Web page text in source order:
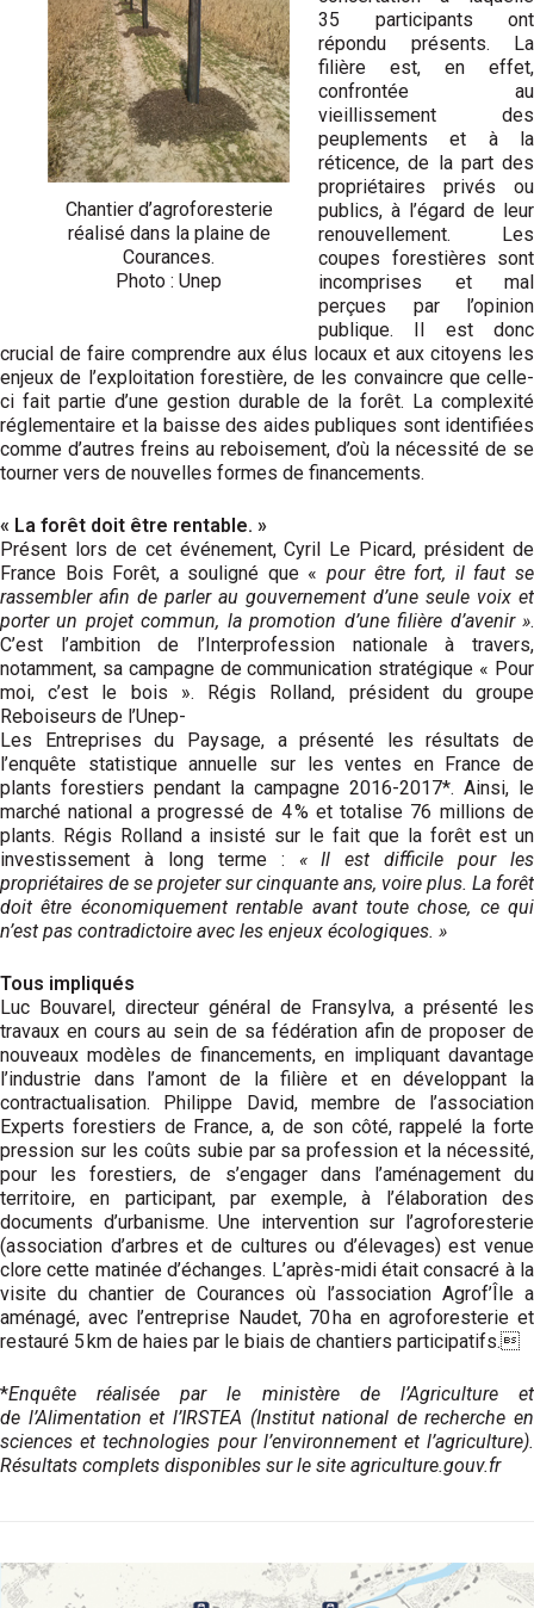
Chantier d’agroforesterie
réalisé dans la plaine de
Courances.
Photo : Unep
35 participants ont
répondu présents. La
filière est, en effet,
confrontée au
vieillissement des
peuplements et à la
réticence, de la part des
propriétaires privés ou
publics, à l’égard de leur
renouvellement. Les
coupes forestières sont
incomprises et mal
perçues par l’opinion
publique. Il est donc
crucial de faire comprendre aux élus locaux et aux citoyens les
enjeux de l’exploitation forestière, de les convaincre que celle-
ci fait partie d’une gestion durable de la forêt. La complexité
réglementaire et la baisse des aides publiques sont identifiées
comme d’autres freins au reboisement, d’où la nécessité de se
tourner vers de nouvelles formes de financements.
« La forêt doit être rentable. »
Présent lors de cet événement, Cyril Le Picard, président de
France Bois Forêt, a souligné que « pour être fort, il faut se
rassembler afin de parler au gouvernement d’une seule voix et
porter un projet commun, la promotion d’une filière d’avenir ».
C’est l’ambition de l’Interprofession nationale à travers,
notamment, sa campagne de commu­nication stratégique « Pour
moi, c’est le bois ». Régis Rolland, président du groupe
Reboiseurs de l’Unep-
Les Entreprises du Paysage, a présenté les résultats de
l’enquête statistique annuelle sur les ventes en France de
plants forestiers pendant la campagne 2016-2017*. Ainsi, le
marché national a progressé de 4 % et totalise 76 millions de
plants. Régis Rolland a insisté sur le fait que la forêt est un
investissement à long terme : « Il est difficile pour les
propriétaires de se projeter sur cinquante ans, voire plus. La forêt
doit être économiquement rentable avant toute chose, ce qui
n’est pas contradictoire avec les enjeux écologiques. »
Tous impliqués
Luc Bouvarel, directeur général de Fransylva, a présenté les
travaux en cours au sein de sa fédération afin de proposer de
nouveaux modèles de financements, en impliquant davantage
l’industrie dans l’amont de la filière et en développant la
contractualisation. Philippe David, membre de l’association
Experts forestiers de France, a, de son côté, rappelé la forte
pression sur les coûts subie par sa profession et la nécessité,
pour les forestiers, de s’engager dans l’aménagement du
territoire, en participant, par exemple, à l’élaboration des
documents d’urbanisme. Une intervention sur l’agroforesterie
(association d’arbres et de cultures ou d’élevages) est venue
clore cette matinée d’échanges. L’après-midi était consacré à la
visite du chantier de Courances où l’association Agrof’Île a
aménagé, avec l’entre­prise Naudet, 70 ha en agroforesterie et
restauré 5 km de haies par le biais de chantiers participatifs.
*Enquête réalisée par le ministère de l’Agriculture et
de l’Alimentation et l’IRSTEA (Institut national de recherche en
sciences et technologies pour l’environnement et l’agriculture).
Résultats complets disponibles sur le site agriculture.gouv.fr